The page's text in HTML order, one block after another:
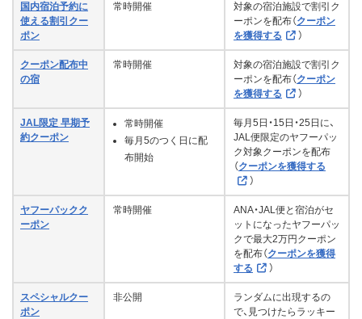
国内宿泊予約に
使える割引クー
ポン
常時開催
対象の宿泊施設で割引ク
ーポンを配布（クーポン
を獲得する
）
クーポン配布中
の宿
常時開催
対象の宿泊施設で割引ク
ーポンを配布（クーポン
を獲得する
）
JAL限定 早期予
約クーポン
常時開催
毎月5のつく日に配
布開始
毎月5日・15日・25日に、
JAL便限定のヤフーパッ
ク対象クーポンを配布
（クーポンを獲得する
）
ヤフーパックク
ーポン
常時開催
ANA・JAL便と宿泊がセ
ットになったヤフーパッ
クで最大2万円クーポン
を配布（クーポンを獲得
する
）
スペシャルクー
ポン
非公開
ランダムに出現するの
で、見つけたらラッキー